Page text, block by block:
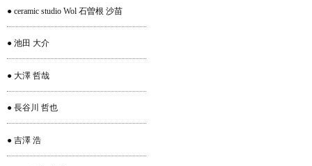
● ceramic studio Wol 石曽根 沙苗
● 池田 大介
● 大澤 哲哉
● 長谷川 哲也
● 吉澤 浩